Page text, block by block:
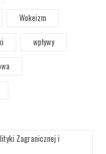
Wokeizm
wpływy
Zagranicznej i